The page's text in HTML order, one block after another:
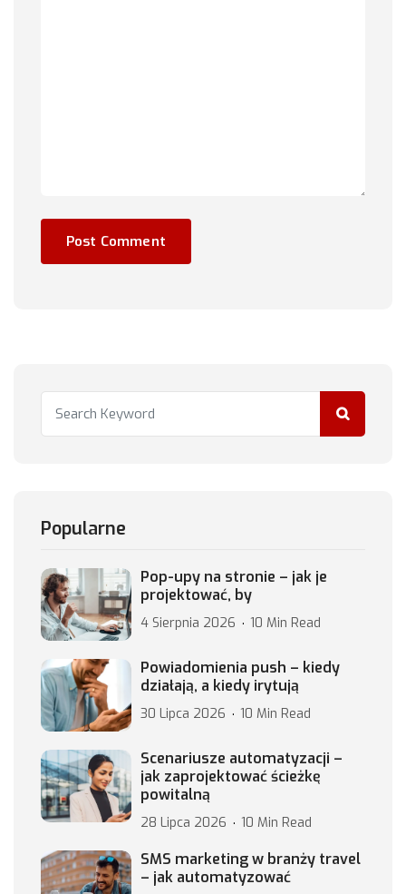
Popularne
Pop-upy na stronie – jak je
projektować, by
4 Sierpnia 2026 10 Min Read
Powiadomienia push – kiedy
działają, a kiedy irytują
30 Lipca 2026 10 Min Read
Scenariusze automatyzacji –
jak zaprojektować ścieżkę
powitalną
28 Lipca 2026 10 Min Read
SMS marketing w branży travel
– jak automatyzować